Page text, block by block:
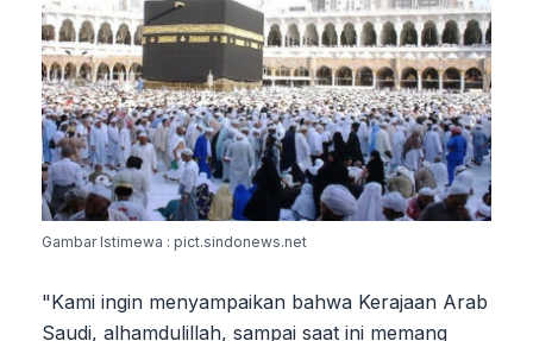
Gambar Istimewa : pict.sindonews.net
"Kami ingin menyampaikan bahwa Kerajaan Arab
Saudi, alhamdulillah, sampai saat ini memang